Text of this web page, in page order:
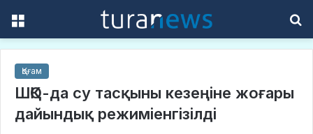
Қоғам
ШҚО-да су тасқыны кезеңіне жоғары
дайындық режиміенгізілді